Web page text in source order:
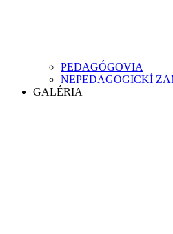
PEDAGÓGOVIA
NEPEDAGOGICKÍ
GALÉRIA